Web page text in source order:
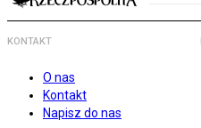
KONTAKT
O nas
Kontakt
Napisz do nas